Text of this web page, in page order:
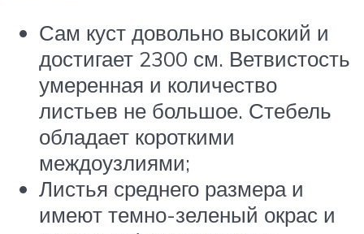
Сам куст довольно высокий и
достигает 2300 см. Ветвистость
умеренная и количество
листьев не большое. Стебель
обладает короткими
междоузлиями;
Листья среднего размера и
имеют темно-зеленый окрас и